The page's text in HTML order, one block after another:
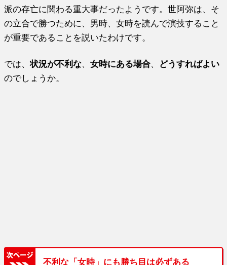
派の存亡に関わる重大事だったようです。世阿弥は、そ
の立合で勝つために、男時、女時を読んで演技すること
が重要であることを説いたわけです。
では、状況が不利な、女時にある場合、 どうすればよい
のでしょうか。
不利な「女時」にも勝ち目は必ずある